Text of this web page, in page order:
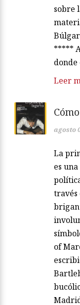
sobre
*****
donde
Leer
agosto
La
es
través
of